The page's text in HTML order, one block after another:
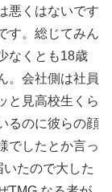
悪くはないです
す。総じてみん
なくとも18歳
。会社側は社員
と見高校生くら
るのに彼らの顔
でしたとか言っ
たので大した